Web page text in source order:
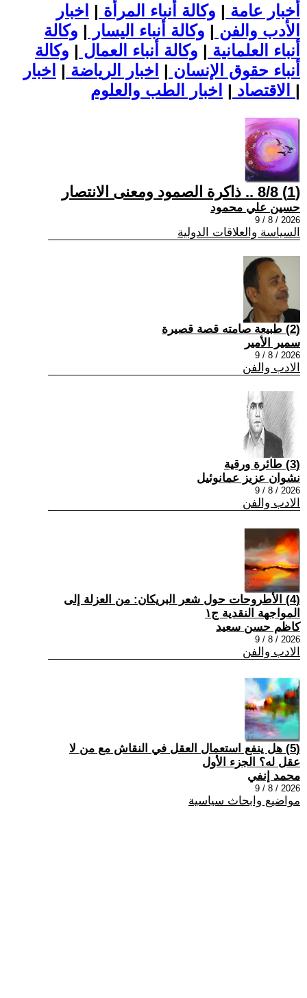
أخبار عامة | وكالة أنباء المرأة | اخبار
الأدب والفن | وكالة أنباء اليسار | وكالة
أنباء العلمانية | وكالة أنباء العمال | وكالة
أنباء حقوق الإنسان | اخبار الرياضة | اخبار
الاقتصاد | |
(1) 8/8 .. ذاكرة الصمود ومعنى الانتصار
حسين علي محمود
2026 / 8 / 9
السياسة والعلاقات الدولية
(2) طبيعة صامته قصة قصيرة
سمير الأمير
2026 / 8 / 9
الادب والفن
(3) طائرة ورقية
نشوان عزيز عمانوئيل
2026 / 8 / 9
الادب والفن
(4) الأطروحات حول شعر البريكان: من العزلة إلى
المواجهة النقدية ج١
كاظم حسن سعيد
2026 / 8 / 9
الادب والفن
(5) هل ينفع استعمال العقل في النقاش مع من لا
عقل له؟ الجزء الأول
محمد إنفي
2026 / 8 / 9
مواضيع وابحاث سياسية